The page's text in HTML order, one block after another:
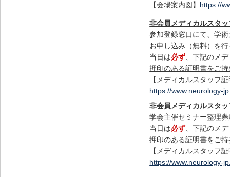
【会場案内図】 https://
非会員メディカルスタッ
参加登録窓口にて、学
お申し込み（無料）を
当日は必ず、下記のメ
押印のある証明書をご
【メディカルスタッフ
https://www.neurology-
非会員メディカルスタッ
学会主催セミナー整理
当日は必ず、下記のメ
押印のある証明書をご
【メディカルスタッフ
https://www.neurology-